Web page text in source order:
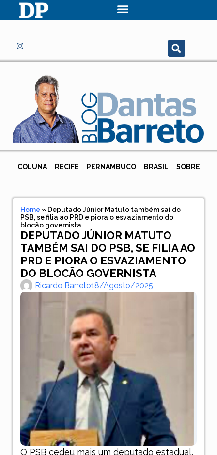
COLUNA RECIFE PERNAMBUCO BRASIL SOBRE
Home» Deputado Júnior Matuto também sai do
PSB, se filia ao PRD e piora o esvaziamento do
blocão governista
DEPUTADO JÚNIOR MATUTO
TAMBÉM SAI DO PSB, SE FILIA AO
PRD E PIORA O ESVAZIAMENTO
DO BLOCÃO GOVERNISTA
Ricardo Barreto18/agosto/2025
O PSB cedeu mais um deputado estadual,